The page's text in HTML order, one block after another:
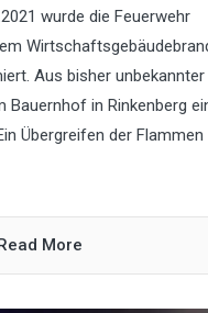
wurde die Feuerwehr
Aus bisher unbekannter
Bauernhof in Rinkenberg
Übergreifen der Flammen
More